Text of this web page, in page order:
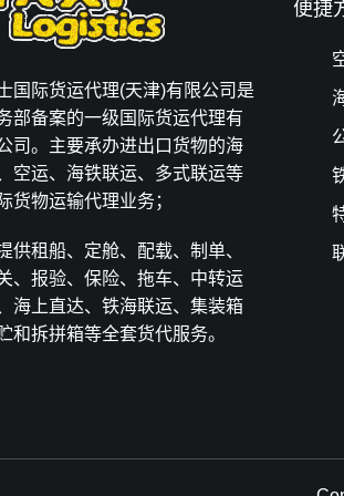
国际货运代理(天津)有限公司是
部备案的一级国际货运代理有
司。主要承办进出口货物的海
空运、海铁联运、多式联运等
货物运输代理业务；
供租船、定舱、配载、制单、
、报验、保险、拖车、中转运
海上直达、铁海联运、集装箱
和拆拼箱等全套货代服务。
便捷